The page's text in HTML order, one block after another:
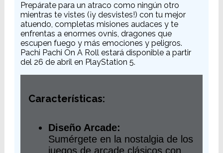
Prepárate para un atraco como ningún otro
mientras te vistes (¡y desvistes!) con tu mejor
atuendo, completas misiones audaces y te
enfrentas a enormes ovnis, dragones que
escupen fuego y más emociones y peligros.
Pachi Pachi On A Roll estará disponible a partir
del 26 de abril en PlayStation 5.
Características:
Diseño Arcade:
Sumérgete en la nostalgia de los
juegos de arcade clásicos con